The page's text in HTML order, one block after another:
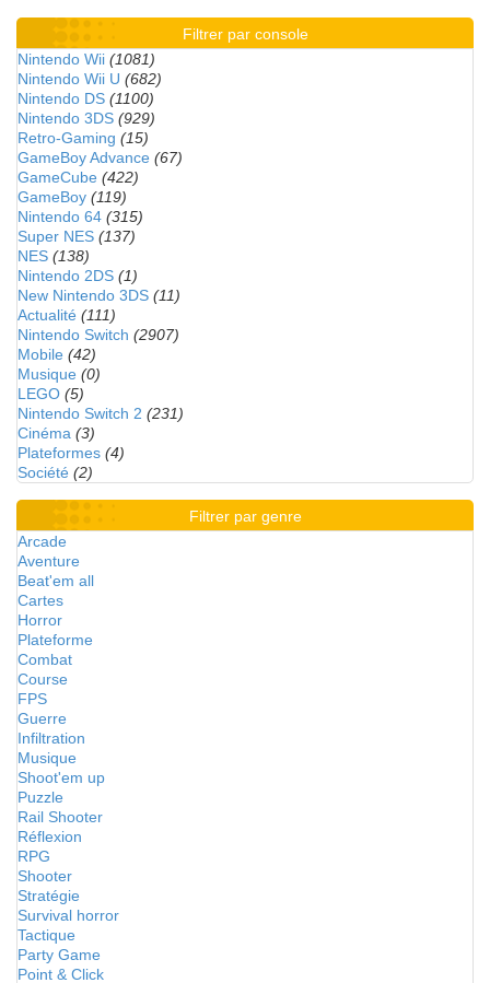
Filtrer par console
Nintendo Wii (1081)
Nintendo Wii U (682)
Nintendo DS (1100)
Nintendo 3DS (929)
Retro-Gaming (15)
GameBoy Advance (67)
GameCube (422)
GameBoy (119)
Nintendo 64 (315)
Super NES (137)
NES (138)
Nintendo 2DS (1)
New Nintendo 3DS (11)
Actualité (111)
Nintendo Switch (2907)
Mobile (42)
Musique (0)
LEGO (5)
Nintendo Switch 2 (231)
Cinéma (3)
Plateformes (4)
Société (2)
Filtrer par genre
Arcade
Aventure
Beat'em all
Cartes
Horror
Plateforme
Combat
Course
FPS
Guerre
Infiltration
Musique
Shoot'em up
Puzzle
Rail Shooter
Réflexion
RPG
Shooter
Stratégie
Survival horror
Tactique
Party Game
Point & Click